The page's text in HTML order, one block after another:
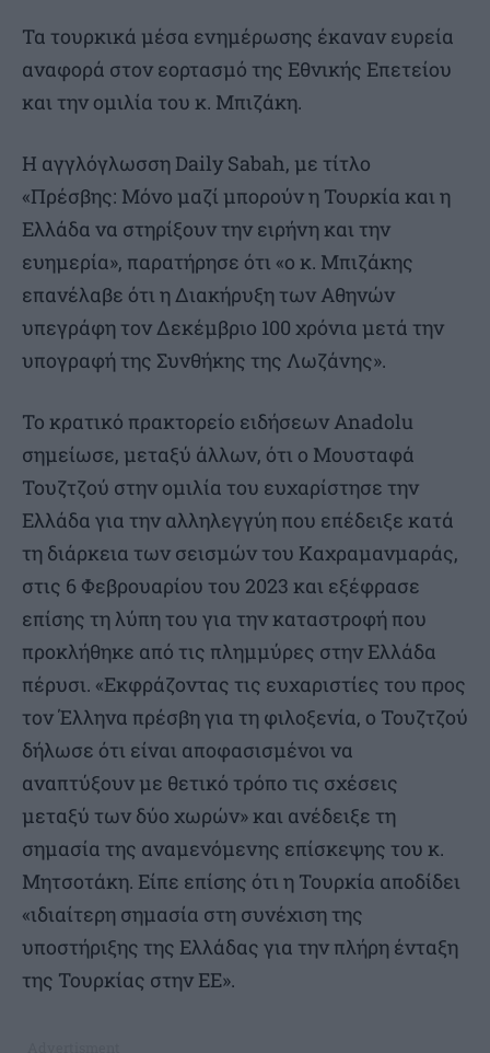
Τα τουρκικά μέσα ενημέρωσης έκαναν ευρεία
αναφορά στον εορτασμό της Εθνικής Επετείου
και την ομιλία του κ. Μπιζάκη.
Η αγγλόγλωσση Daily Sabah, με τίτλο
«Πρέσβης: Μόνο μαζί μπορούν η Τουρκία και η
Ελλάδα να στηρίξουν την ειρήνη και την
ευημερία», παρατήρησε ότι «ο κ. Μπιζάκης
επανέλαβε ότι η Διακήρυξη των Αθηνών
υπεγράφη τον Δεκέμβριο 100 χρόνια μετά την
υπογραφή της Συνθήκης της Λωζάνης».
Το κρατικό πρακτορείο ειδήσεων Anadolu
σημείωσε, μεταξύ άλλων, ότι ο Μουσταφά
Τουζτζού στην ομιλία του ευχαρίστησε την
Ελλάδα για την αλληλεγγύη που επέδειξε κατά
τη διάρκεια των σεισμών του Καχραμανμαράς,
στις 6 Φεβρουαρίου του 2023 και εξέφρασε
επίσης τη λύπη του για την καταστροφή που
προκλήθηκε από τις πλημμύρες στην Ελλάδα
πέρυσι. «Εκφράζοντας τις ευχαριστίες του προς
τον Έλληνα πρέσβη για τη φιλοξενία, ο Τουζτζού
δήλωσε ότι είναι αποφασισμένοι να
αναπτύξουν με θετικό τρόπο τις σχέσεις
μεταξύ των δύο χωρών» και ανέδειξε τη
σημασία της αναμενόμενης επίσκεψης του κ.
Μητσοτάκη. Είπε επίσης ότι η Τουρκία αποδίδει
«ιδιαίτερη σημασία στη συνέχιση της
υποστήριξης της Ελλάδας για την πλήρη ένταξη
της Τουρκίας στην ΕΕ».